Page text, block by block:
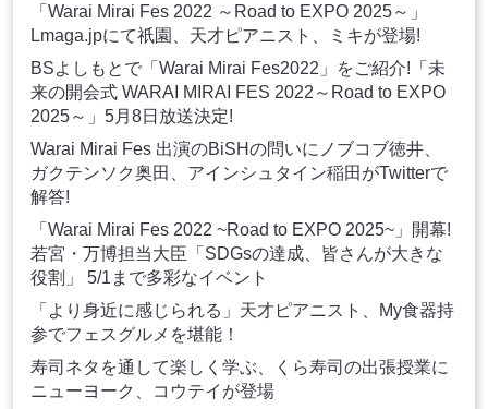
「Warai Mirai Fes 2022 ～Road to EXPO 2025～」
Lmaga.jpにて祇園、天才ピアニスト、ミキが登場!
BSよしもとで「Warai Mirai Fes2022」をご紹介!「未
来の開会式 WARAI MIRAI FES 2022～Road to EXPO
2025～」5月8日放送決定!
Warai Mirai Fes 出演のBiSHの問いにノブコブ徳井、
ガクテンソク奥田、アインシュタイン稲田がTwitterで
解答!
「Warai Mirai Fes 2022 ~Road to EXPO 2025~」開幕!
若宮・万博担当大臣「SDGsの達成、皆さんが大きな
役割」 5/1まで多彩なイベント
「より身近に感じられる」天才ピアニスト、My食器持
参でフェスグルメを堪能！
寿司ネタを通して楽しく学ぶ、くら寿司の出張授業に
ニューヨーク、コウテイが登場